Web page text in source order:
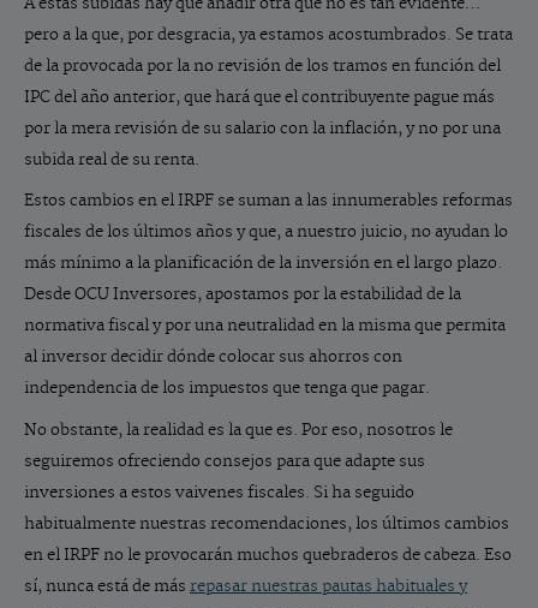
pero a la que, por desgracia, ya estamos acostumbrados. Se trata
de la provocada por la no revisión de los tramos en función del
IPC del año anterior, que hará que el contribuyente pague más
por la mera revisión de su salario con la inflación, y no por una
subida real de su renta.
Estos cambios en el IRPF se suman a las innumerables reformas
fiscales de los últimos años y que, a nuestro juicio, no ayudan lo
más mínimo a la planificación de la inversión en el largo plazo.
Desde OCU Inversores, apostamos por la estabilidad de la
normativa fiscal y por una neutralidad en la misma que permita
al inversor decidir dónde colocar sus ahorros con
independencia de los impuestos que tenga que pagar.
No obstante, la realidad es la que es. Por eso, nosotros le
seguiremos ofreciendo consejos para que adapte sus
inversiones a estos vaivenes fiscales. Si ha seguido
habitualmente nuestras recomendaciones, los últimos cambios
en el IRPF no le provocarán muchos quebraderos de cabeza. Eso
sí, nunca está de más repasar nuestras pautas habituales y